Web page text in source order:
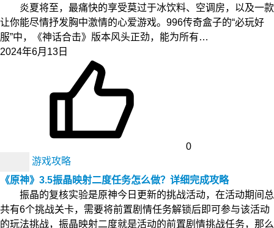
炎夏将至，最痛快的享受莫过于冰饮料、空调房，以及一款
让你能尽情抒发胸中激情的心爱游戏。996传奇盒子的“必玩好
服”中，《神话合击》版本风头正劲，能为所有…
2024年6月13日
0
游戏攻略
《原神》3.5振晶映射二度任务怎么做？详细完成攻略
振晶的复核实验是原神今日更新的挑战活动，在活动期间总
共有6个挑战关卡，需要将前置剧情任务解锁后即可参与该活动
的玩法挑战，振晶映射二度就是活动的前置剧情挑战任务，那么